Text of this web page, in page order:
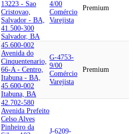
13223 - Sao
Cristovao,
Salvador - BA,
41.500-300
Salvador, BA
4/00
Comércio
Varejista
Premium
45.600-002
Avenida do
Cinquentenario,
66-A - Centro,
Itabuna - BA,
45.600-002
Itabuna, BA
G-4753-
9/00
Comércio
Varejista
Premium
42.702-580
Avenida Prefeito
Celso Alves
Pinheiro da
J-6209-